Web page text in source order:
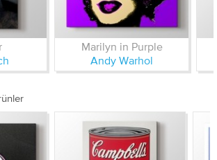
Marilyn in Purple
Andy Warhol